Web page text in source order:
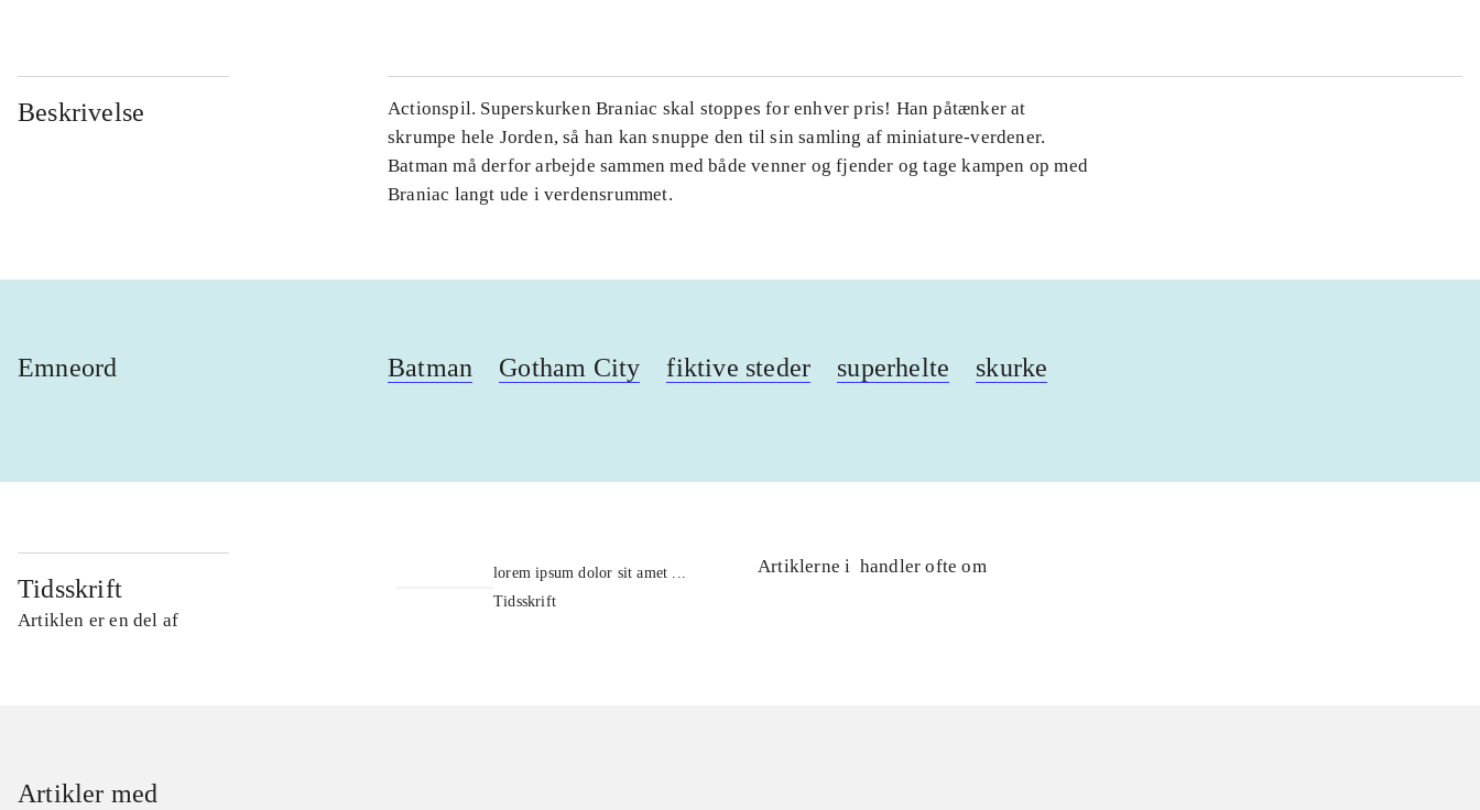
Beskrivelse
Actionspil. Superskurken Braniac skal stoppes for enhver pris! Han påtænker at
skrumpe hele Jorden, så han kan snuppe den til sin samling af miniature-verdener.
Batman må derfor arbejde sammen med både venner og fjender og tage kampen op med
Braniac langt ude i verdensrummet.
Emneord Batman Gotham City fiktive steder superhelte skurke
Tidsskrift
Artiklen er en del af
lorem ipsum dolor sit amet ...
Tidsskrift
Artiklerne i handler ofte om
Artikler med